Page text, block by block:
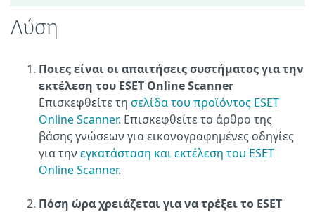
Λύση
Ποιες είναι οι απαιτήσεις συστήματος για την
εκτέλεση του ESET Online Scanner
Επισκεφθείτε τη σελίδα του προϊόντος ESET
Online Scanner. Επισκεφθείτε το άρθρο της
βάσης γνώσεων για εικονογραφημένες οδηγίες
για την εγκατάσταση και εκτέλεση του ESET
Online Scanner.
Πόση ώρα χρειάζεται για να τρέξει το ESET